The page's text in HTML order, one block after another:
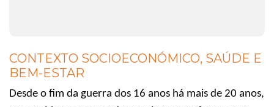
CONTEXTO SOCIOECONÓMICO, SAÚDE E
BEM-ESTAR
Desde o fim da guerra dos 16 anos há mais de 20 anos,